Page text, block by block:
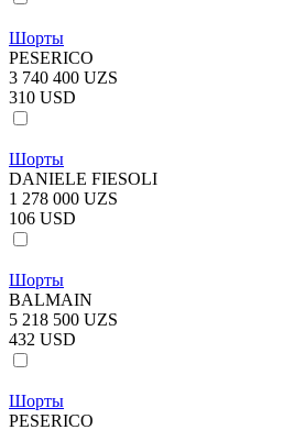
Шорты
PESERICO
3 740 400 UZS
310 USD
Шорты
DANIELE FIESOLI
1 278 000 UZS
106 USD
Шорты
BALMAIN
5 218 500 UZS
432 USD
Шорты
PESERICO